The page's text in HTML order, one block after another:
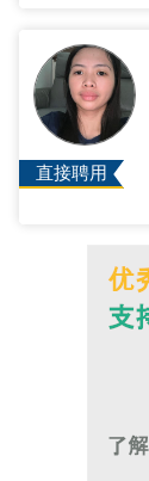
直接聘用